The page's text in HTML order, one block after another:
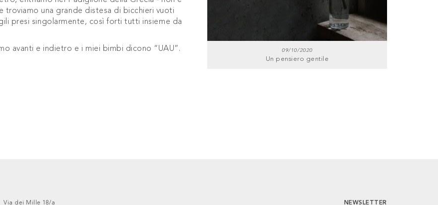
troviamo una grande distesa di bicchieri vuoti
presi singolarmente, così forti tutti insieme da
avanti e indietro e i miei bimbi dicono “UAU”.
09/10/2020
Un pensiero gentile
Via dei Mille 18/a
NEWSLETTER